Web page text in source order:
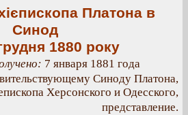
Платона в
Синод
1880 року
7 января 1881 года
Синоду Платона,
Херсонского и Одесского,
представление.